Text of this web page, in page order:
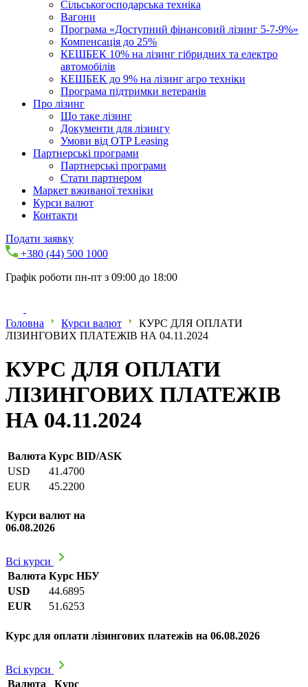
Cільськогосподарська техніка
Вагони
Програма «Доступний фінансовий лізинг 5-7-9%»
Компенсація до 25%
КЕШБЕК 10% на лізинг гібридних та електро
автомобілів
КЕШБЕК до 9% на лізинг агро техніки
Програма підтримки ветеранів
Про лізинг
Що таке лізинг
Документи для лізингу
Умови від OTP Leasing
Партнерські програми
Партнерські програми
Стати партнером
Маркет вживаної техніки
Курси валют
Контакти
Подати заявку
+380 (44) 500 1000
Графік роботи пн-пт з 09:00 до 18:00
Головна Курси валют
КУРС ДЛЯ ОПЛАТИ
ЛІЗИНГОВИХ ПЛАТЕЖІВ НА 04.11.2024
КУРС ДЛЯ ОПЛАТИ
ЛІЗИНГОВИХ ПЛАТЕЖІВ
НА 04.11.2024
Валюта Курс BID/ASK
USD
41.4700
EUR
45.2200
Курси валют на
06.08.2026
Всі курси
Валюта Курс НБУ
USD
44.6895
EUR
51.6253
Курс для оплати лізингових платежів на 06.08.2026
Всі курси
Валюта
Курс